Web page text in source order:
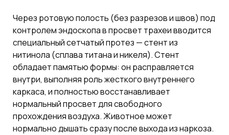
Через ротовую полость (без разрезов и швов) под
контролем эндоскопа в просвет трахеи вводится
специальный сетчатый протез — стент из
нитинола (сплава титана и никеля). Стент
обладает памятью формы: он расправляется
внутри, выполняя роль жесткого внутреннего
каркаса, и полностью восстанавливает
нормальный просвет для свободного
прохождения воздуха. Животное может
нормально дышать сразу после выхода из наркоза.